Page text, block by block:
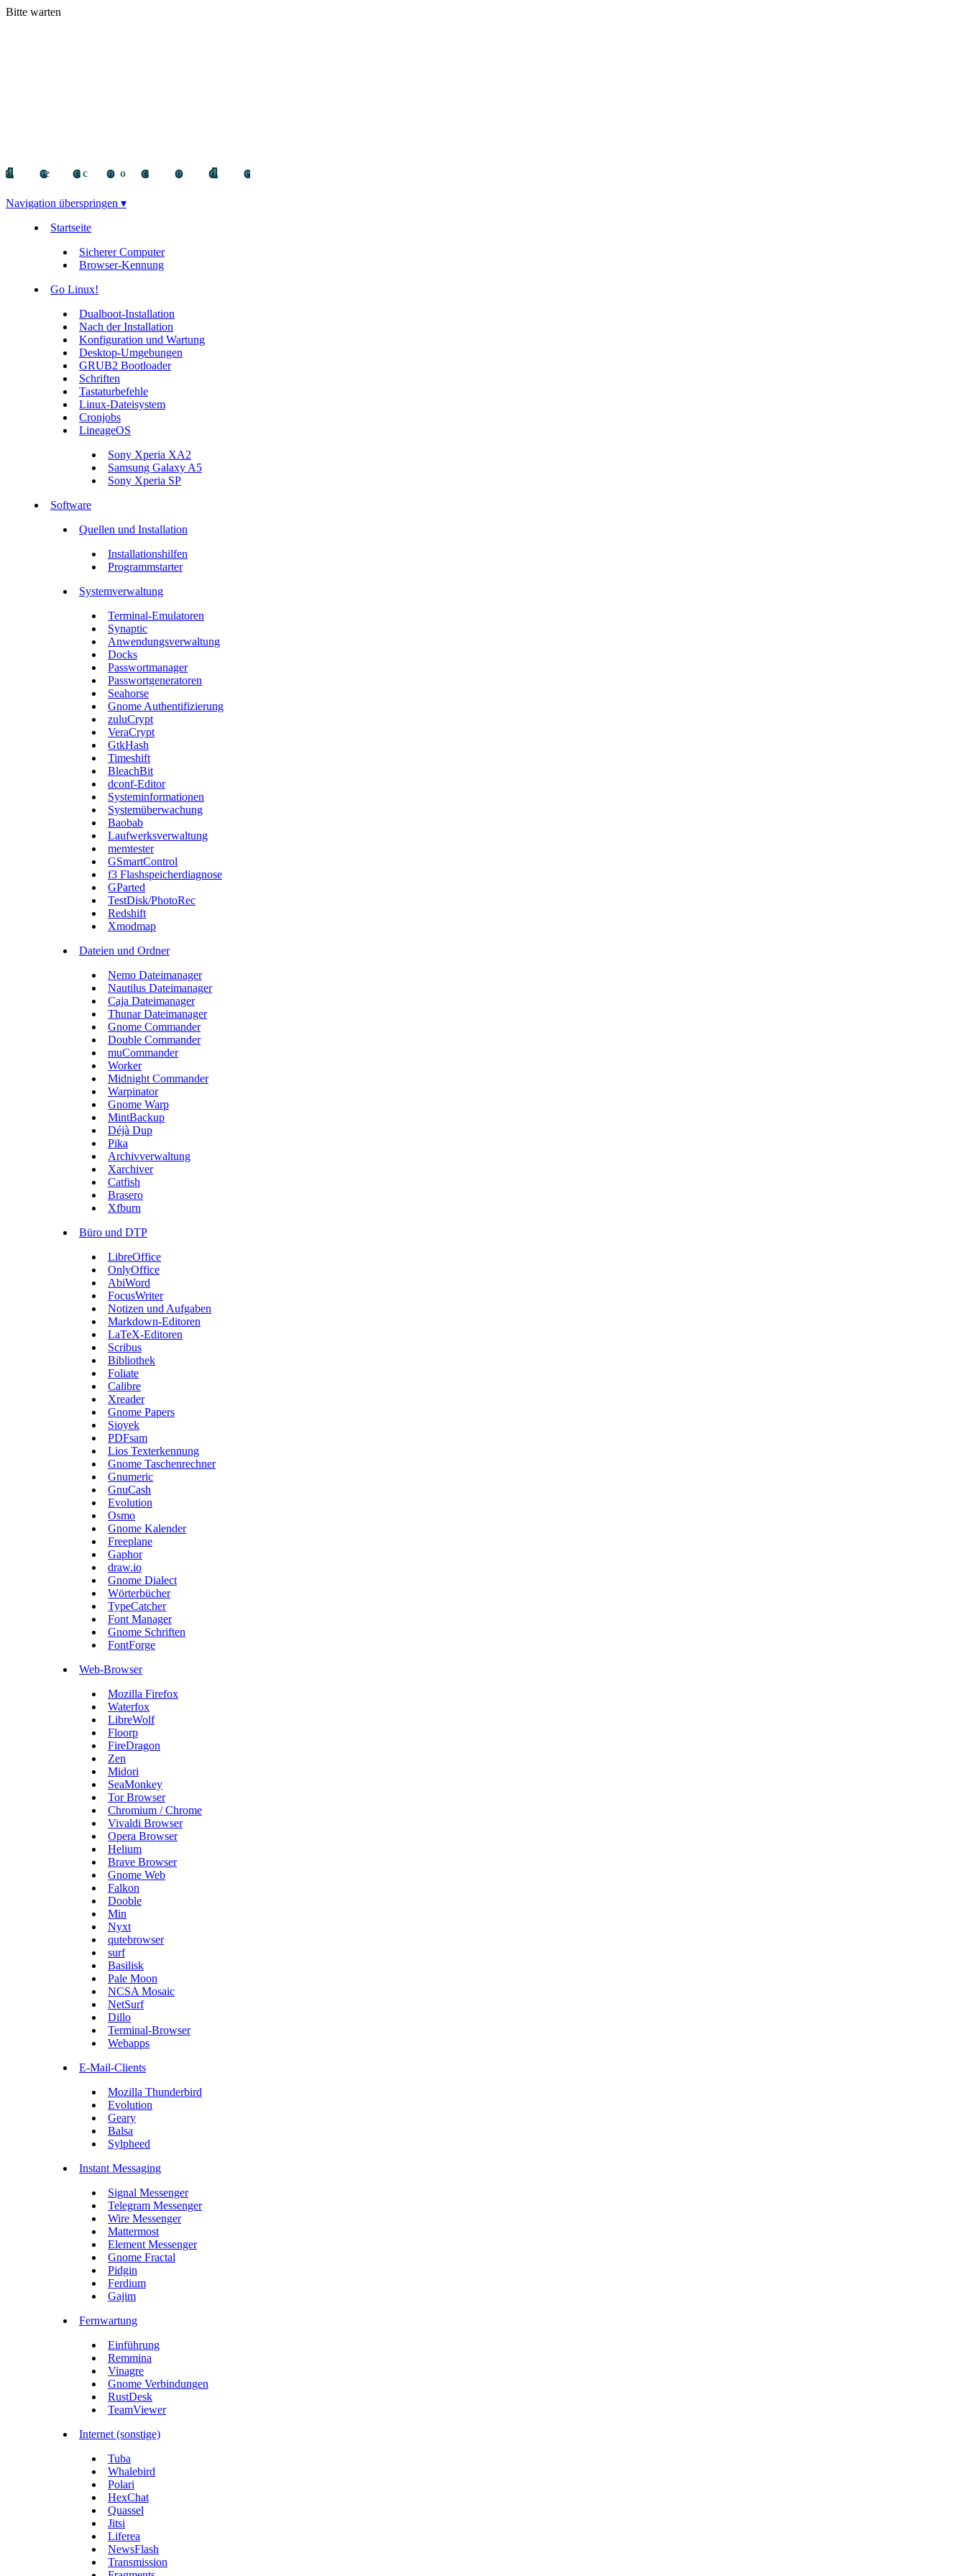
Bitte warten
decocode
decocode
deco
Navigation überspringen ▾
Startseite
Sicherer Computer
Browser-Kennung
Go Linux!
Dualboot-Installation
Nach der Installation
Konfiguration und Wartung
Desktop-Umgebungen
GRUB2 Bootloader
Schriften
Tastaturbefehle
Linux-Dateisystem
Cronjobs
LineageOS
Sony Xperia XA2
Samsung Galaxy A5
Sony Xperia SP
Software
Quellen und Installation
Installationshilfen
Programmstarter
Systemverwaltung
Terminal-Emulatoren
Synaptic
Anwendungsverwaltung
Docks
Passwortmanager
Passwortgeneratoren
Seahorse
Gnome Authentifizierung
zuluCrypt
VeraCrypt
GtkHash
Timeshift
BleachBit
dconf-Editor
Systeminformationen
Systemüberwachung
Baobab
Laufwerksverwaltung
memtester
GSmartControl
f3 Flashspeicherdiagnose
GParted
TestDisk/PhotoRec
Redshift
Xmodmap
Dateien und Ordner
Nemo Dateimanager
Nautilus Dateimanager
Caja Dateimanager
Thunar Dateimanager
Gnome Commander
Double Commander
muCommander
Worker
Midnight Commander
Warpinator
Gnome Warp
MintBackup
Déjà Dup
Pika
Archivverwaltung
Xarchiver
Catfish
Brasero
Xfburn
Büro und DTP
LibreOffice
OnlyOffice
AbiWord
FocusWriter
Notizen und Aufgaben
Markdown-Editoren
LaTeX-Editoren
Scribus
Bibliothek
Foliate
Calibre
Xreader
Gnome Papers
Sioyek
PDFsam
Lios Texterkennung
Gnome Taschenrechner
Gnumeric
GnuCash
Evolution
Osmo
Gnome Kalender
Freeplane
Gaphor
draw.io
Gnome Dialect
Wörterbücher
TypeCatcher
Font Manager
Gnome Schriften
FontForge
Web-Browser
Mozilla Firefox
Waterfox
LibreWolf
Floorp
FireDragon
Zen
Midori
SeaMonkey
Tor Browser
Chromium / Chrome
Vivaldi Browser
Opera Browser
Helium
Brave Browser
Gnome Web
Falkon
Dooble
Min
Nyxt
qutebrowser
surf
Basilisk
Pale Moon
NCSA Mosaic
NetSurf
Dillo
Terminal-Browser
Webapps
E-Mail-Clients
Mozilla Thunderbird
Evolution
Geary
Balsa
Sylpheed
Instant Messaging
Signal Messenger
Telegram Messenger
Wire Messenger
Mattermost
Element Messenger
Gnome Fractal
Pidgin
Ferdium
Gajim
Fernwartung
Einführung
Remmina
Vinagre
Gnome Verbindungen
RustDesk
TeamViewer
Internet (sonstige)
Tuba
Whalebird
Polari
HexChat
Quassel
Jitsi
Liferea
NewsFlash
Transmission